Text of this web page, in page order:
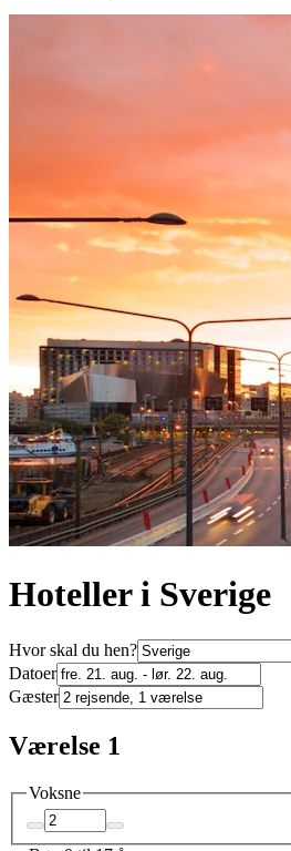
Hoteller i Sverige
Hvor skal du hen?
Datoer
Gæster
Værelse 1
Voksne